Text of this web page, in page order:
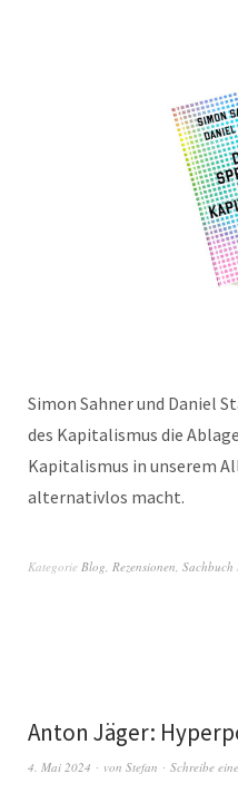
Simon Sahner und Daniel
des Kapitalismus die
Kapitalismus in unserem
alternativlos macht.
Kategorie Blog, Rezensionen, Sachbuch
Anton Jäger:
4. Mai 2024 von Stefan Schreibe